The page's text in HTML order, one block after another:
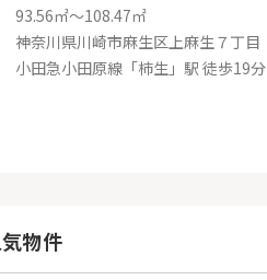
93.56㎡～108.47㎡
神奈川県川崎市麻生区上麻生７丁目
小田急小田原線「柿生」駅 徒歩19分
神奈川県川崎市高津区下作延７丁目
南武線「津田山」駅 徒歩6分
物件